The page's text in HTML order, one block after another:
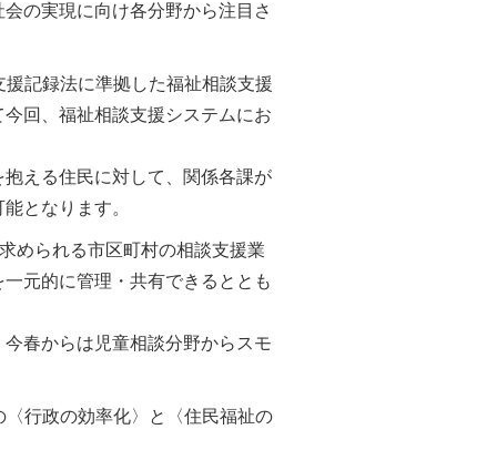
の実現に向け各分野から注目さ
記録法に準拠した福祉相談支援
回、福祉相談支援システムにお
える住民に対して、関係各課が
となります。
められる市区町村の相談支援業
元的に管理・共有できるととも
春からは児童相談分野からスモ
行政の効率化〉と〈住民福祉の